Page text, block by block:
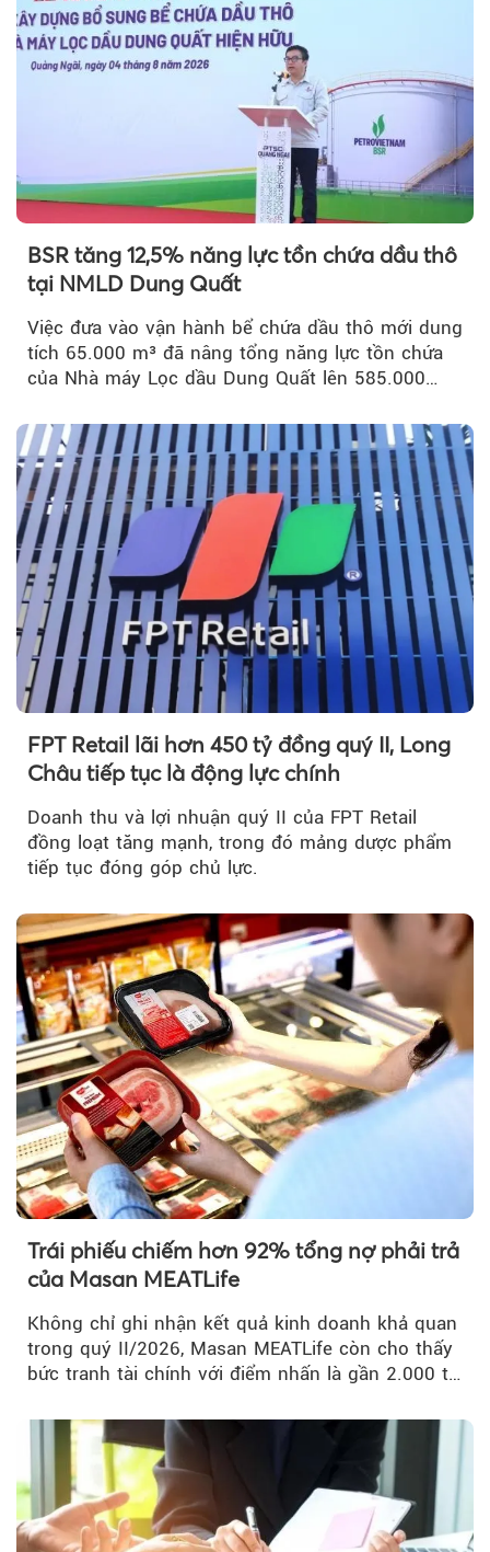
BSR tăng 12,5% năng lực tồn chứa dầu thô
tại NMLD Dung Quất
Việc đưa vào vận hành bể chứa dầu thô mới dung
tích 65.000 m³ đã nâng tổng năng lực tồn chứa
của Nhà máy Lọc dầu Dung Quất lên 585.000
FPT Retail lãi hơn 450 tỷ đồng quý II, Long
Châu tiếp tục là động lực chính
Doanh thu và lợi nhuận quý II của FPT Retail
đồng loạt tăng mạnh, trong đó mảng dược phẩm
tiếp tục đóng góp chủ lực.
Trái phiếu chiếm hơn 92% tổng nợ phải trả
của Masan MEATLife
Không chỉ ghi nhận kết quả kinh doanh khả quan
trong quý II/2026, Masan MEATLife còn cho thấy
bức tranh tài chính với điểm nhấn là gần 2.000 tỷ